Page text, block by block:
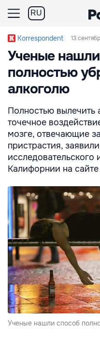
RU
Korrespondent 13
Ученые
полностью
алкоголю
Полностью
точечное
мозге, отвечающие
пристрастия,
исследовательского
Калифорнии на
Ученые нашли способ